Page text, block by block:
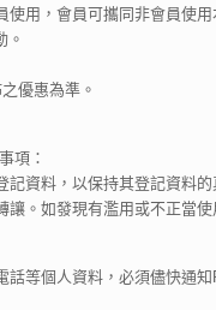
使用，會員可攜同非會員使用
。
優惠為準。
項：
資料，以保持其登記資料的
。如發現有濫用或不正當
等個人資料，必須儘快通